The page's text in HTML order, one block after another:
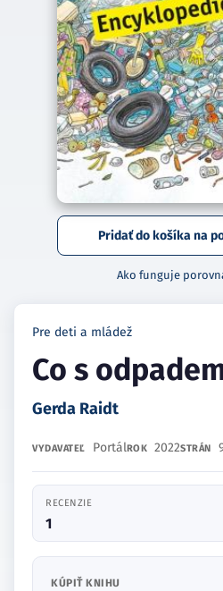
Pridať do košíka na
Ako funguje
Pre deti a mládež
Co s
Gerda Raidt
VYDAVATEĽ PortálROK 2022STRÁN
RECENZIE
1
KÚPIŤ KNIHU